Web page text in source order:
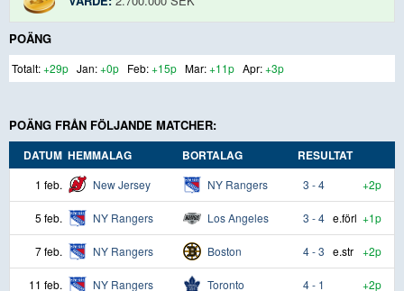
POÄNG
+29p +0p +15p +11p +3p
POÄNG FRÅN FÖLJANDE MATCHER:
DATUM HEMMALAG BORTALAG RESULTAT
1 feb. New Jersey NY Rangers 3 - 4 +2p
5 feb. NY Rangers Los Angeles 3 - 4 e.förl +1p
7 feb. NY Rangers Boston 4 - 3 e.str +2p
11 feb. NY Rangers Toronto 4 - 1 +2p